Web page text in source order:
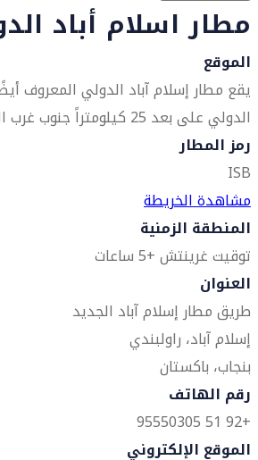
مطار اسلام أباد
الموقع
يقع مطار إسلام آباد الدولي المعروف
الدولي على بعد 25 كيلومتراً جنوب غرب المدينة.
رمز المطار
ISB
مشاهدة الخريطة
المنطقة الزمنية
توقيت غرينتش +5 ساعات
العنوان
طريق مطار إسلام آباد الجديد
إسلام آباد، راولبندي
بنجاب، باكستان
رقم الهاتف
+92 51 95550305
الموقع الإلكتروني